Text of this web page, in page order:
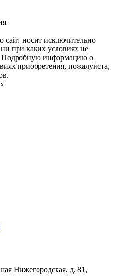
носит исключительно
при каких условиях не
Подробную информацию о
приобретения, пожалуйста,
Нижегородская, д. 81,